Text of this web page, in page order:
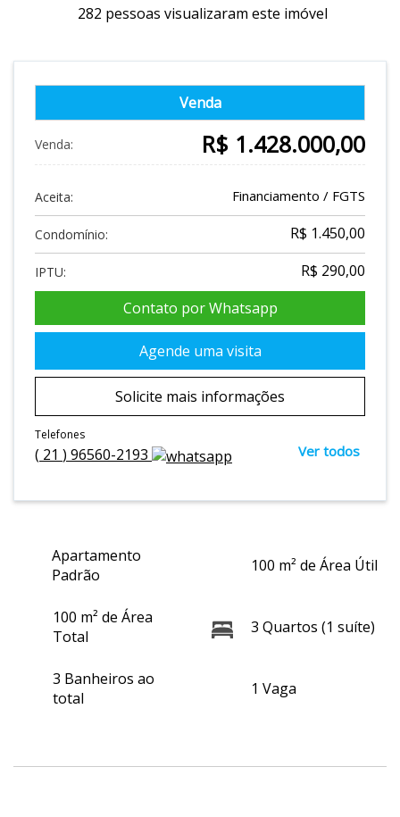
282 pessoas visualizaram este imóvel
Venda
Venda: R$ 1.428.000,00
Aceita: Financiamento / FGTS
Condomínio: R$ 1.450,00
IPTU:
R$ 290,00
Contato por Whatsapp
Agende uma visita
Solicite mais informações
Telefones
( 21 ) 96560-2193 Ver todos
Apartamento
Padrão
100 m² de Área Útil
100 m² de Área
Total
3 Quartos (1 suíte)
3 Banheiros ao
total
1 Vaga